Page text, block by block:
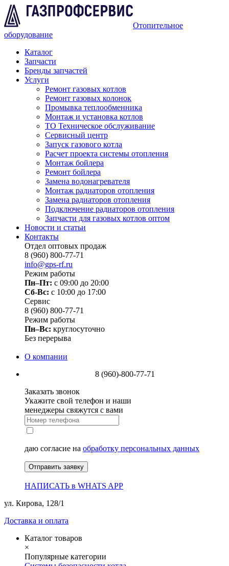
Отопительное
оборудование
Каталог
Запчасти
Бренды запчастей
Услуги
Ремонт газовых котлов
Ремонт газовых колонок
Промывка теплообменника
Монтаж и установка котлов
ТО Техническое обслуживание
Сервисный центр
Запуск газового котла
Расчет проекта системы отопления
Монтаж бойлера
Ремонт бойлера
Замена водонагревателя
Монтаж радиаторов отопления
Замена радиаторов отопления
Подключение радиаторов отопления
Запчасти для газовых котлов оптом
Новости и статьи
Контакты
Отдел оптовых продаж
8 (960) 800-77-71
info@gps-rf.ru
Режим работы
Пн–Пт: с 09:00 до 20:00
Сб-Вс: c 10:00 до 17:00
Сервис
8 (960) 800-77-71
Режим работы
Пн–Вс: круглосуточно
Без перерыва
О компании
8 (960)-800-77-71
Заказать звонок
Укажите свой телефон и наши
менеджеры свяжутся с вами
даю согласие на обработку персональных данных
Отправить заявку
НАПИСАТЬ в WHATS APP
ул. Кирова, 128/1
Доставка и оплата
Каталог товаров
×
Популярные категории